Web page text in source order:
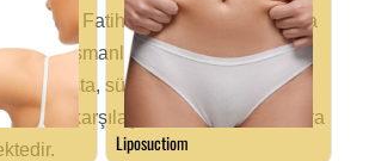
Dr. Fatih Dağdelen, hastalarına
danışmanlık hizmetiyle dikkat
bir hasta, süreç boyunca detaylı
ve karşılaşabileceği tüm sorulara